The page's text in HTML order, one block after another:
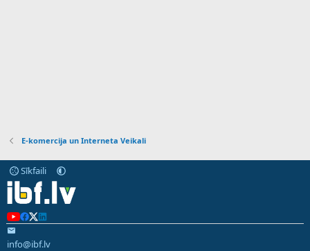
E-komercija un Interneta Veikali
Sīkfaili
info@ibf.lv